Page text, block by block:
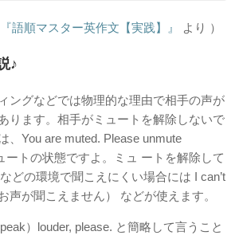
語順マスター英作文【実践】』 より ）
♪
ングなどでは物理的な理由で相手の声が
ります。相手がミュートを解除しないで
、You are muted. Please unmute
ートの状態ですよ。ミュ ートを解除して
どの環境で聞こえにくい場合には I can’t
声が聞こえません） などが使えます。
）louder, please. と簡略して言うこと